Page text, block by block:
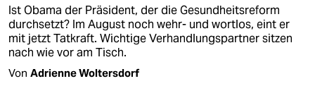
Ist Obama der Präsident, der die Gesundheitsreform
durchsetzt? Im August noch wehr- und wortlos, eint er
mit jetzt Tatkraft. Wichtige Verhandlungspartner sitzen
nach wie vor am Tisch.
Von Adrienne Woltersdorf